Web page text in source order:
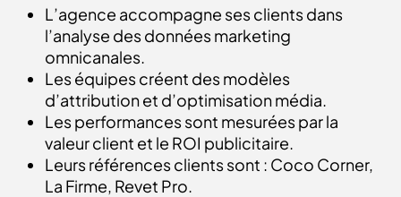
L’agence accompagne ses clients dans
l’analyse des données marketing
omnicanales.
Les équipes créent des modèles
d’attribution et d’optimisation média.
Les performances sont mesurées par la
valeur client et le ROI publicitaire.
Leurs références clients sont : Coco Corner,
La Firme, Revet Pro.